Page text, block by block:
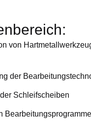
von
der
Schleifscheiben